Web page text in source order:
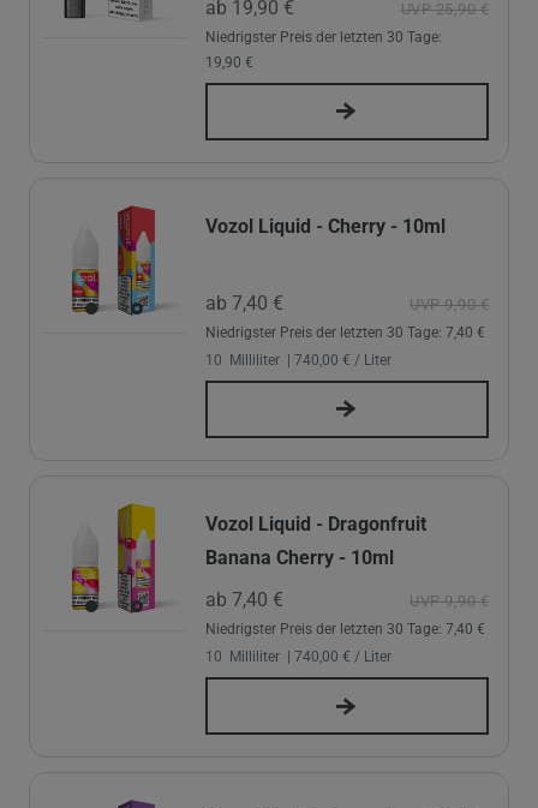
UVP 25,90 €
ab 19,90 €
Niedrigster Preis der letzten 30 Tage:
19,90 €
Vozol Liquid - Cherry - 10ml
UVP 9,90 €
ab 7,40 €
Niedrigster Preis der letzten 30 Tage: 7,40 €
10 Milliliter | 740,00 € / Liter
Vozol Liquid - Dragonfruit
Banana Cherry - 10ml
UVP 9,90 €
ab 7,40 €
Niedrigster Preis der letzten 30 Tage: 7,40 €
10
Milliliter | 740,00 € / Liter